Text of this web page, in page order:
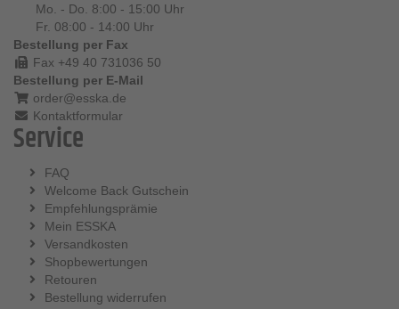
Mo. - Do. 8:00 - 15:00 Uhr
Fr. 08:00 - 14:00 Uhr
Bestellung per Fax
Fax +49 40 731036 50
Bestellung per E-Mail
order@esska.de
Kontaktformular
Service
FAQ
Welcome Back Gutschein
Empfehlungsprämie
Mein ESSKA
Versandkosten
Shopbewertungen
Retouren
Bestellung widerrufen